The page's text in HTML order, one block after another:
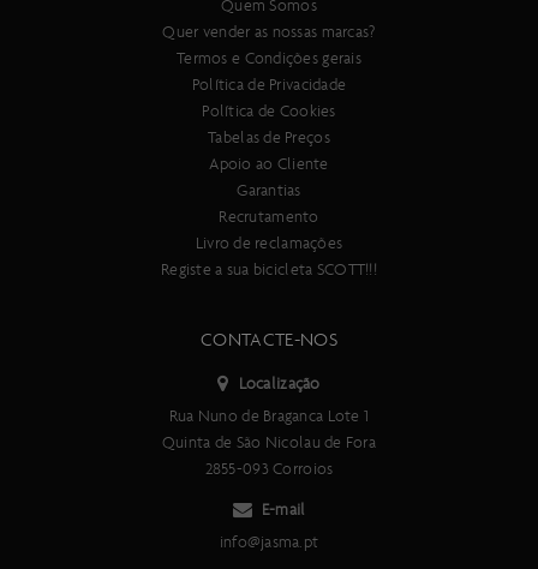
Quem Somos
Quer vender as nossas marcas?
Termos e Condições gerais
Política de Privacidade
Política de Cookies
Tabelas de Preços
Apoio ao Cliente
Garantias
Recrutamento
Livro de reclamações
Registe a sua bicicleta SCOTT!!!
CONTACTE-NOS
Localização
Rua Nuno de Braganca Lote 1
Quinta de São Nicolau de Fora
2855-093 Corroios
E-mail
info@jasma.pt